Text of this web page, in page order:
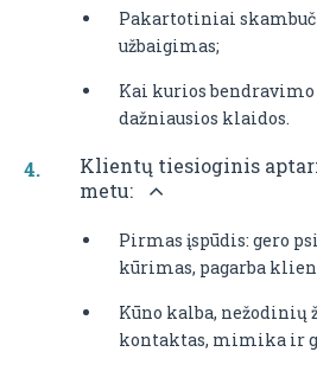
Pakartotiniai
užbaigimas;
Kai kurios
dažniausios klaidos.
Klientų tiesioginis
metu:
​Pirmas įspūdis: gero
kūrimas, pagarba
Kūno kalba, nežodinių
kontaktas, mimika ir